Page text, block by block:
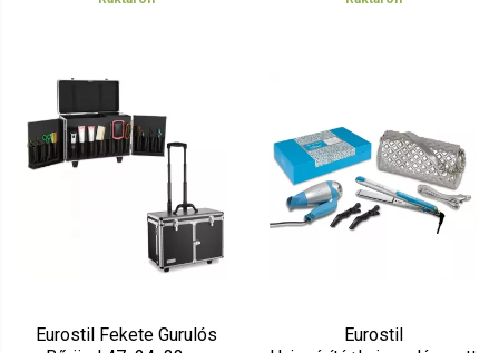
Eurostil Fekete Gurulós
Eurostil